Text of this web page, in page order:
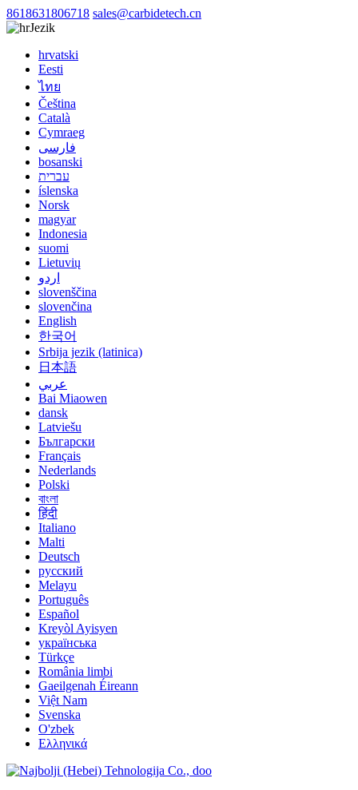
8618631806718 sales@carbidetech.cn
Jezik
hrvatski
Eesti
ไทย
Čeština
Català
Cymraeg
فارسی
bosanski
עברית
íslenska
Norsk
magyar
Indonesia
suomi
Lietuvių
اردو
slovenščina
slovenčina
English
한국어
Srbija jezik (latinica)
日本語
عربي
Bai Miaowen
dansk
Latviešu
Български
Français
Nederlands
Polski
বাংলা
हिंदी
Italiano
Malti
Deutsch
русский
Melayu
Português
Español
Kreyòl Ayisyen
українська
Türkçe
România limbi
Gaeilgenah Éireann
Việt Nam
Svenska
O'zbek
Ελληνικά